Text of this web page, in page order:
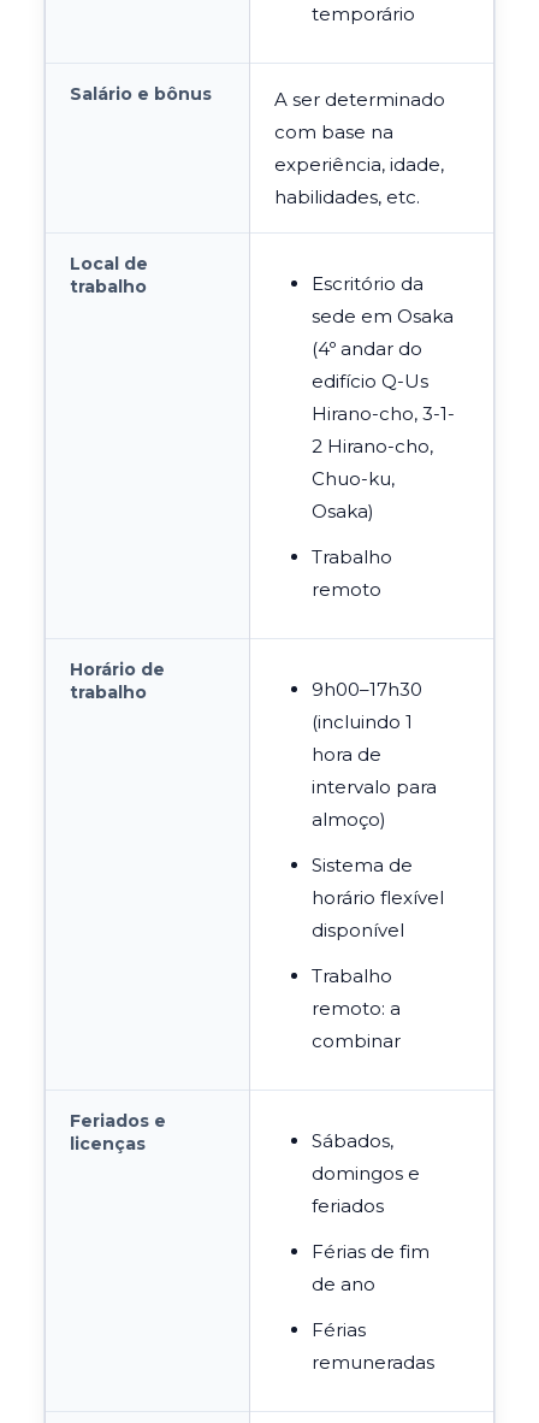
temporário
Salário e bônus
A ser determinado
com base na
experiência, idade,
habilidades, etc.
Local de
trabalho
Escritório da
sede em Osaka
(4º andar do
edifício Q-Us
Hirano-cho, 3-1-
2 Hirano-cho,
Chuo-ku,
Osaka)
Trabalho
remoto
Horário de
trabalho
9h00–17h30
(incluindo 1
hora de
intervalo para
almoço)
Sistema de
horário flexível
disponível
Trabalho
remoto: a
combinar
Feriados e
licenças
Sábados,
domingos e
feriados
Férias de fim
de ano
Férias
remuneradas